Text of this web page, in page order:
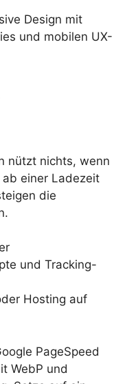
Design mit
und mobilen UX-
nützt nichts, wenn
einer Ladezeit
die
und Tracking-
Hosting auf
PageSpeed
WebP und